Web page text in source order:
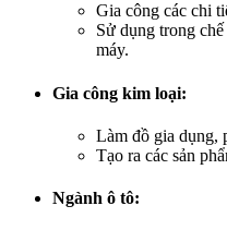
Gia công các chi
Sử dụng trong
máy.
Gia công kim loại:
Làm đồ gia dụng,
Tạo ra các sản
Ngành ô tô: